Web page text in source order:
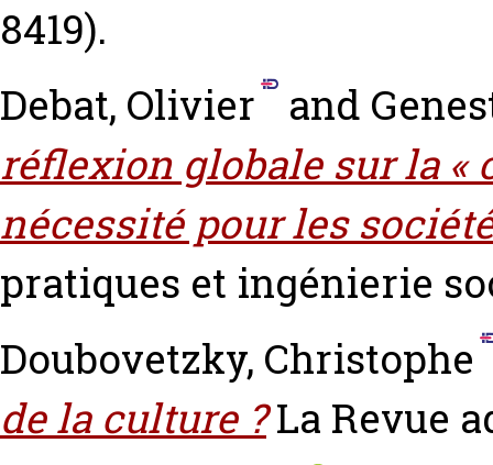
8419).
Debat, Olivier
and
réflexion globale sur la «
nécessité pour les
pratiques et ingénierie
Doubovetzky, Christophe
de la culture ? La Revue